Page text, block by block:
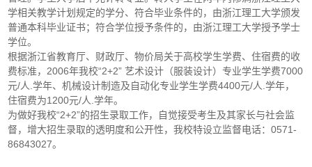
学相关教学计划规定的学分、符合毕业条件的，由浙江理工大学颁发
普通本科毕业证书；符合学位授予条件的，由浙江理工大学授予学士
学位。
根据浙江省教育厅、财政厅、物价局关于高校学生学费、住宿费的收
费标准，2006年我校“2+2” 艺术设计（服装设计）专业学生学费7000
元/人.学年、机械设计制造及自动化专业学生学费4400元/人.学年，
住宿费为1200元/人.学年。
为做好我校“2+2”的招生录取工作，自觉接受考生及其家长与社会监
督，增大招生录取的透明度和公开性，我校特设立监督电话：0571-
86843027。